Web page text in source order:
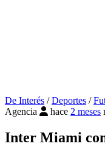
De Interés /Deportes /
Agencia
hace 2 meses
Inter Miami